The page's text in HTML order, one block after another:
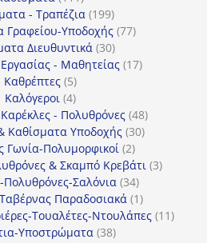
προϊόντα
- Τραπέζια 199199
προϊόντα
Γραφείου-Υποδοχής 7777
Διευθυντικά 3030
προϊόντα
- Μαθητείας 1717
Καθρέπτες 55
προϊόντα
Καλόγεροι 44
προϊόντα
- Πολυθρόνες 4848
προϊόντα
Καθίσματα Υποδοχής 3030
Γωνία-Πολυμορφικοί 22
προϊόντα
& Σκαμπό Κρεβάτι 33
Πολυθρόνες-Σαλόνια 3434
προϊόντα
Παραδοσιακά 11
προϊόν
Τουαλέτες-Ντουλάπες 1111
Υποστρώματα 3838